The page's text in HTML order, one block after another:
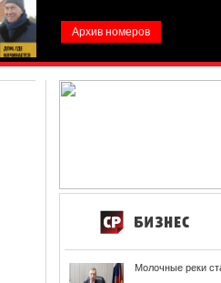
Архив номеров
Молочные реки